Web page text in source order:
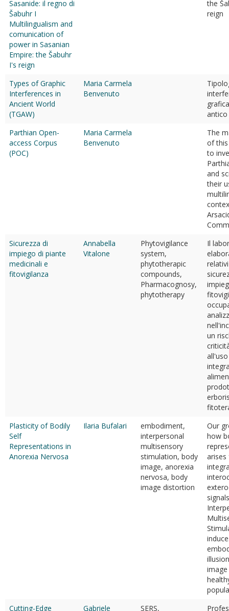
Sasanide: il regno di
Šabuhr I
Multilingualism and
comunication of
power in Sasanian
Empire: the Šabuhr
I's reign
the
reign
Types of Graphic
Interferences in
Ancient World
(TGAW)
Maria Carmela
Benvenuto
antico
Parthian Open-
access Corpus
(POC)
Maria Carmela
Benvenuto
The
of
to
and
their
Sicurezza di
impiego di piante
medicinali e
fitovigilanza
Annabella
Vitalone
Phytovigilance
system,
phytotherapic
compounds,
Pharmacognosy,
phytotherapy
Il
un
Plasticity of Bodily
Self
Representations in
Anorexia Nervosa
Ilaria Bufalari
embodiment,
interpersonal
multisensory
stimulation, body
image, anorexia
nervosa, body
image distortion
Our
how
Cutting-Edge
Gabriele SERS,